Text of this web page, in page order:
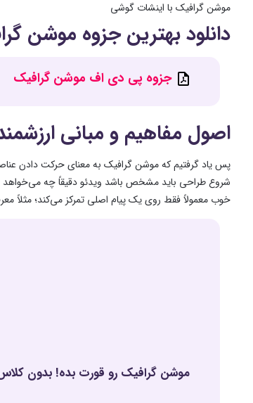
موشن گرافیک با اینشات گوشی
دانلود بهترین جزوه موشن
جزوه پی دی اف موشن گرافیک
اصول مفاهیم و مبانی
پس یاد گرفتیم که موشن گرافیک به معنای حرکت دادن عناصر
شروع طراحی باید مشخص باشد ویدئو دقیقاً چه می‌خواهد
خوب معمولاً فقط روی یک پیام اصلی تمرکز می‌کند؛